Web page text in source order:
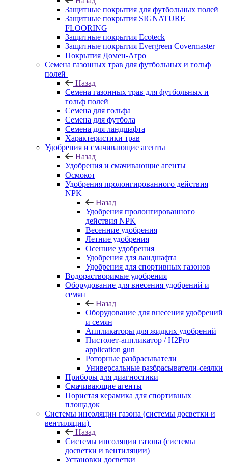
Защитные покрытия для футбольных полей
Защитные покрытия SIGNATURE
FLOORING
Защитные покрытия Ecoteck
Защитные покрытия Evergreen Covermaster
Покрытия Домен-Агро
Семена газонных трав для футбольных и гольф
полей
Назад
Семена газонных трав для футбольных и
гольф полей
Семена для гольфа
Семена для футбола
Семена для ландшафта
Характеристики трав
Удобрения и смачивающие агенты
Назад
Удобрения и смачивающие агенты
Осмокот
Удобрения пролонгированного действия
NPK
Назад
Удобрения пролонгированного
действия NPK
Весенние удобрения
Летние удобрения
Осенние удобрения
Удобрения для ландшафта
Удобрения для спортивных газонов
Водорастворимые удобрения
Оборудование для внесения удобрений и
семян
Назад
Оборудование для внесения удобрений
и семян
Аппликаторы для жидких удобрений
Пистолет-аппликатор / H2Pro
application gun
Роторные разбрасыватели
Универсальные разбрасыватели-сеялки
Приборы для диагностики
Смачивающие агенты
Пористая керамика для спортивных
площадок
Системы инсоляции газона (системы досветки и
вентиляции)
Назад
Системы инсоляции газона (системы
досветки и вентиляции)
Установки досветки